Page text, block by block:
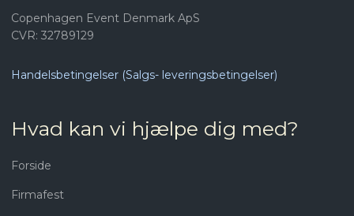
Copenhagen Event Denmark ApS
CVR: 32789129
Handelsbetingelser (Salgs- leveringsbetingelser)
Hvad kan vi hjælpe dig med?​
Forside​
Firmafest​